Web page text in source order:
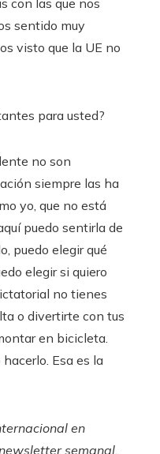
con las que nos
sentido muy
visto que la UE no
para usted?
no son
siempre las ha
yo, que no está
puedo sentirla de
puedo elegir qué
elegir si quiero
no tienes
o divertirte con tus
en bicicleta.
Esa es la
en
semanal.